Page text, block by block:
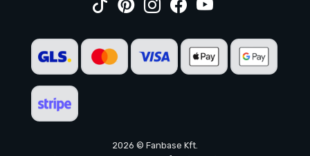
2026 © Fanbase Kft.